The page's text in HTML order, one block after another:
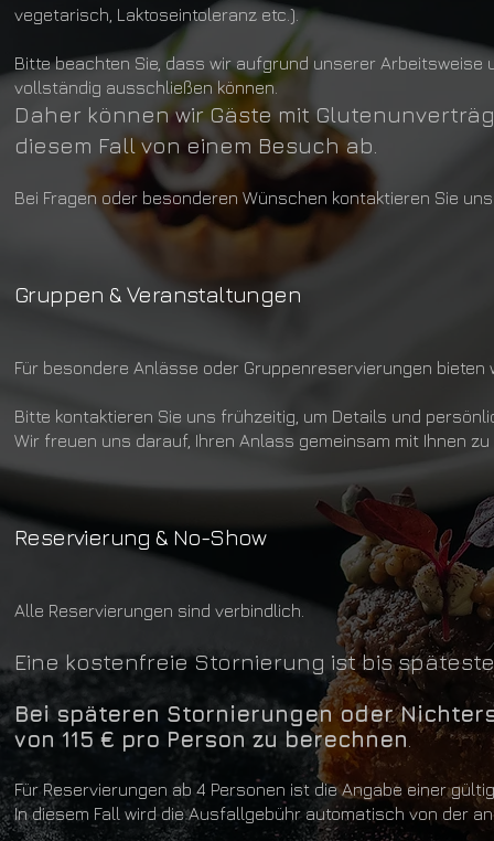
vegetarisch, Laktoseintoleranz etc.).
Bitte beachten Sie, dass wir aufgrund unserer Arbeitsweise
vollständig ausschließen können.
Daher können wir Gäste mit
diesem Fall von einem Besuch ab.
Bei Fragen oder besonderen Wünschen kontaktieren Sie
Gruppen & Veranstaltungen
Für besondere Anlässe oder Gruppenreservierungen
Bitte kontaktieren Sie uns frühzeitig, um Details und
Wir freuen uns darauf, Ihren Anlass gemeinsam mit Ihnen
Reservierung & No-Show
Alle Reservierungen sind verbindlich.
Eine kostenfreie Stornierung ist bis
Bei späteren Stornierungen oder
von 115 € pro Person zu berechnen
Für Reservierungen ab 4 Personen ist die Angabe einer
In diesem Fall wird die Ausfallgebühr automatisch von der